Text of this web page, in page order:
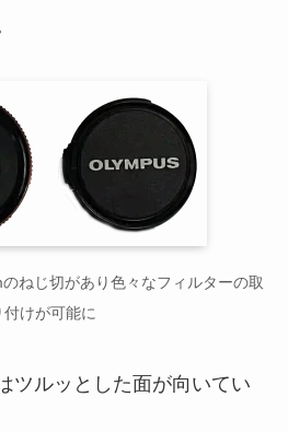
ねじ切があり色々なフィルターの取
付けが可能に
ツルッとした面が向いてい